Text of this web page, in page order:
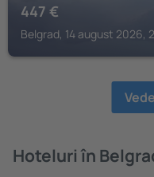
447 €
Belgrad, 14 august 2026,
Hoteluri în